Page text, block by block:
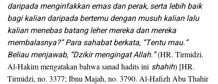
daripada menginfakkan emas dan perak, serta lebih baik
bagi kalian daripada bertemu dengan musuh kalian lalu
kalian menebas batang leher mereka dan mereka
membalasnya?” Para sahabat berkata, “Tentu mau.”
Beliau menjawab, “Dzikir mengingat Allah.”(HR. Tirmidzi.
Al-Hakim mengatakan bahwa sanad hadits ini shahih) [HR.
Tirmidzi, no. 3377; Ibnu Majah, no. 3790. Al-Hafizh Abu Thahir